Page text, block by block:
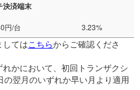
決済端末
円/台 3.23%
してはこちらからご確認くださ
かにおいて、初回トランザクシ
翌月のいずれか早い月より適用